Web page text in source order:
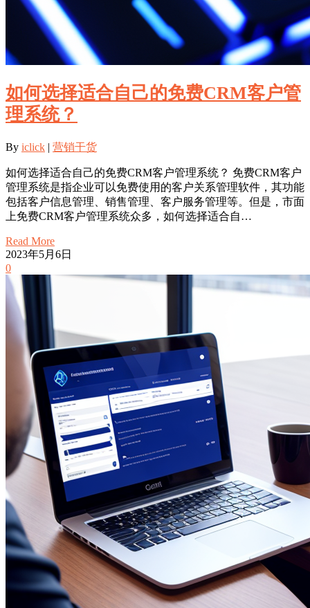
如何选择适合自己的免费CRM客户管
理系统？
By iclick | 营销干货
如何选择适合自己的免费CRM客户管理系统？ 免费CRM客户
管理系统是指企业可以免费使用的客户关系管理软件，其功能
包括客户信息管理、销售管理、客户服务管理等。但是，市面
上免费CRM客户管理系统众多，如何选择适合自…
Read More
2023年5月6日
0